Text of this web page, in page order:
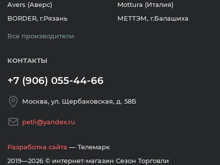
Avers (Аверс)
BORDER, г.Рязань
Mottura (Италия)
МЕТТЭМ, г.Балашиха
Все производители
КОНТАКТЫ
+7 (906) 055-44-66
Москва, ул. Щербаковская, д. 58Б
petli@yandex.ru
Разработка сайта — Телемарк
2019—2026 © интернет-магазин Сезон Торговли